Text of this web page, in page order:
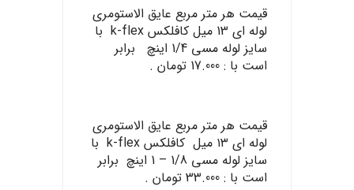
قیمت هر متر مربع عایق الاستومری
لوله ای 13 میل کافلکس k-flex با
سایز لوله مسی 1/4 اینچ برابر
است با : 17.000 تومان .
قیمت هر متر مربع عایق الاستومری
لوله ای ۱۳ میل کافلکس k-flex با
سایز لوله مسی 1/8 – 1 اینچ برابر
است با : 33.000 تومان .